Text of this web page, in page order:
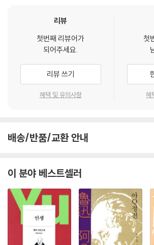
야기도 빠지지 않는다.
6권 후반부의 몸을 사르며 학문에 정진하는 학자
단해서 섬뜩할 정도이다. 희고 두툼한 자신의 허벅
는다거나, 등불의 기름이 떨어지자 자신의 골수를
데에 이르면 존경스러움을 넘어 엽기적으로 느껴
옷을 척척 만들어 위 문제의 사랑을 독차지했던 바
상과 호흡 수련에 정진했던 인물이다. 진(晉)의 요
들끓던 세태에 걸맞게 그의 죽음이 신비화되었다
해선(尸解仙)이라고도 한다. 아무튼 왕가는 도교
람들은 그의 《습유기》를 즐겨 읽었다.
목차를 보면 《습유기》는 역사책을 닮았다. 시대
왕의 연호를 따르고 있는 점도 그렇다. 마지막 10
리뷰
첫번째 리뷰어가
되어주세요.
리뷰 쓰기
혜택 및 유의사항
첫
혜
배송/반품/교환 안내
이 분야 베스트셀러